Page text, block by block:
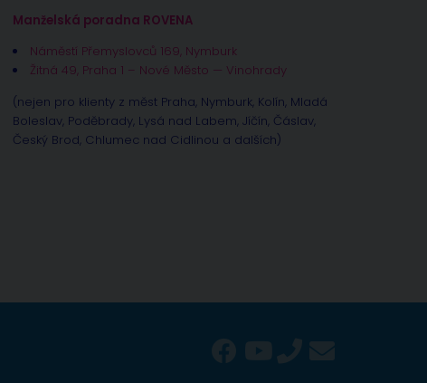
Manželská poradna ROVENA
Náměstí Přemyslovců 169, Nymburk
Žitná 49, Praha 1 – Nové Město — Vinohrady
(nejen pro klienty z měst Praha, Nymburk, Kolín, Mladá
Boleslav, Poděbrady, Lysá nad Labem, Jíčín, Čáslav,
Český Brod, Chlumec nad Cidlinou a dalších)